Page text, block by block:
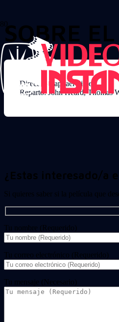
SOBRE
Director: Raphael Silver
Reparto: John Heard, Thomas
¿Estas interesado/a
Si quieres saber si la película que
Tu nombre (Requerido)
Tu correo electrónico (Requerido)
Tu mensaje (Necesario)